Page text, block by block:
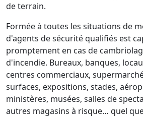
de terrain.
Formée à toutes les situations de
d'agents de sécurité qualifiés est
promptement en cas de
d'incendie. Bureaux, banques,
centres commerciaux,
surfaces, expositions, stades,
ministères, musées, salles de
autres magasins à risque… quel